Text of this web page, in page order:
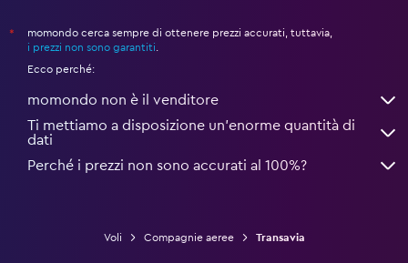
*
momondo cerca sempre di ottenere prezzi accurati, tuttavia,
i prezzi non sono garantiti
Ecco perché:
momondo non è il venditore
Ti mettiamo a disposizione un’enorme quantità di
dati
Perché i prezzi non sono accurati al 100%?
Voli Compagnie aeree Transavia